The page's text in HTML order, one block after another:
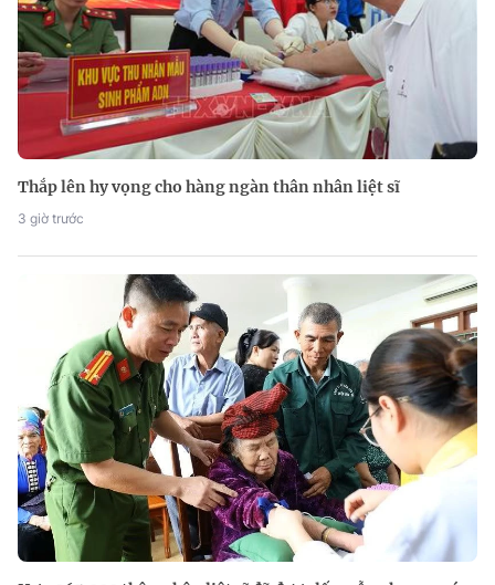
Thắp lên hy vọng cho hàng ngàn thân nhân liệt sĩ
3 giờ trước